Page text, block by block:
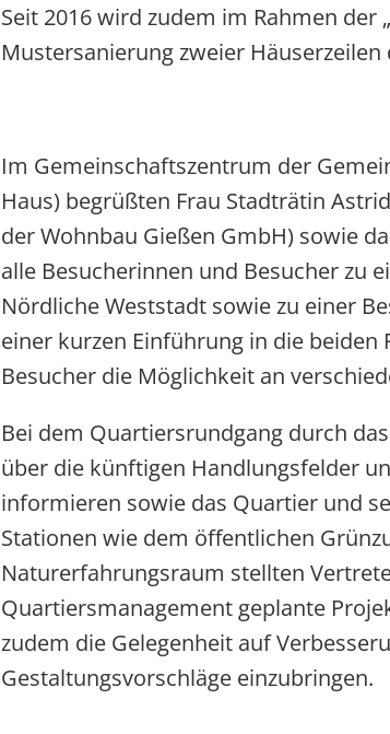
Seit 2016 wird zudem im Rahmen
Mustersanierung zweier
Im Gemeinschaftszentrum der
Haus) begrüßten Frau Stadträtin
der Wohnbau Gießen GmbH) sowie
alle Besucherinnen und Besucher zu
Nördliche Weststadt sowie zu einer
einer kurzen Einführung in die
Besucher die Möglichkeit an
Bei dem Quartiersrundgang durch
über die künftigen Handlungsfelder
informieren sowie das Quartier und
Stationen wie dem öffentlichen
Naturerfahrungsraum stellten
Quartiersmanagement geplante
zudem die Gelegenheit auf
Gestaltungsvorschläge einzubringen.